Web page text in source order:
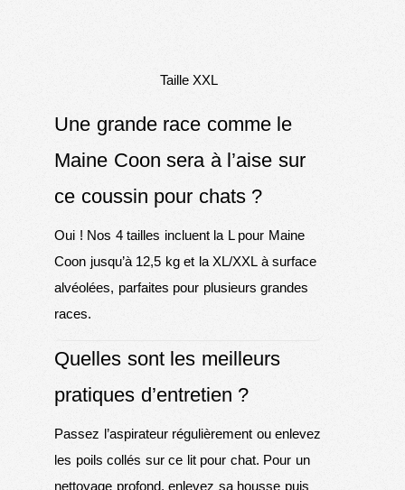
Taille XXL
Une grande race comme le
Maine Coon sera à l’aise sur
ce coussin pour chats ?
Oui ! Nos 4 tailles incluent la L pour Maine
Coon jusqu’à 12,5 kg et la XL/XXL à surface
alvéolées, parfaites pour plusieurs grandes
races.
Quelles sont les meilleurs
pratiques d’entretien ?
Passez l’aspirateur régulièrement ou enlevez
les poils collés sur ce lit pour chat. Pour un
nettoyage profond, enlevez sa housse puis